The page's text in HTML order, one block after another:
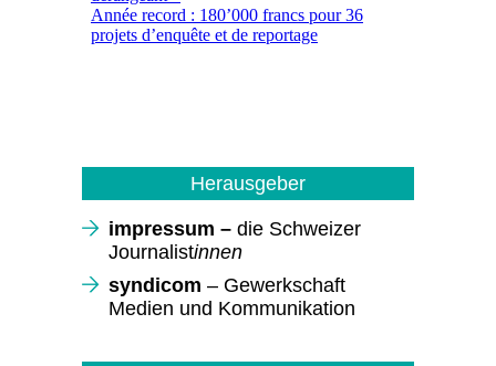
Herausgeber
impressum – die Schweizer
Journalistinnen
syndicom – Gewerkschaft
Medien und Kommunikation